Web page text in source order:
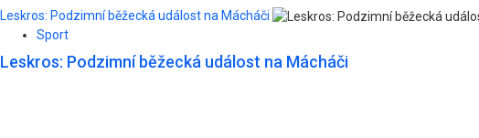
Leskros: Podzimní běžecká událost na Mácháči
Sport
Leskros: Podzimní běžecká událost na Mácháči